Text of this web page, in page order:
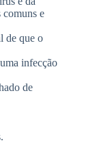
comuns e
de que o
infecção
de